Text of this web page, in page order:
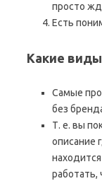
просто
Есть
Какие
Самые
без
Т. е. вы
описание
работать,